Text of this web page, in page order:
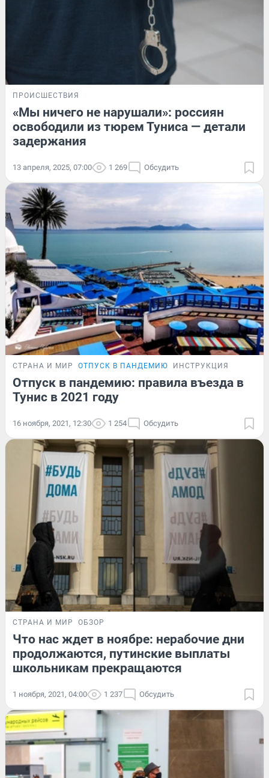
ПРОИСШЕСТВИЯ
«Мы ничего не нарушали»: россиян
освободили из тюрем Туниса — детали
задержания
13 апреля, 2025, 07:00 1 269 Обсудить
СТРАНА И МИР ОТПУСК В ПАНДЕМИЮ ИНСТРУКЦИЯ
Отпуск в пандемию: правила въезда в
Тунис в 2021 году
16 ноября, 2021, 12:30 1 254 Обсудить
СТРАНА И МИР ОБЗОР
Что нас ждет в ноябре: нерабочие дни
продолжаются, путинские выплаты
школьникам прекращаются
1 ноября, 2021, 04:00 1 237 Обсудить